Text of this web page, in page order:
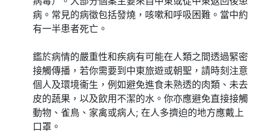
病。常見的病徵包括發燒，咳嗽和呼吸困難。當中約
有一半患者死亡。
鑑於病情的嚴重性和疾病有可能在人類之間透過緊密
接觸傳播，若你需要到中東旅遊或朝聖，請時刻注意
個人及環境衞生，例如避免進食未熟透的肉類、未去
皮的蔬果，以及飲用不潔的水。你亦應避免直接接觸
動物、雀鳥、家禽或病人; 在人多擠迫的地方應戴上
口罩。